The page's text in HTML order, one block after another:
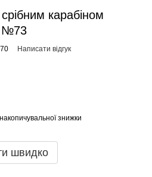
карабіном
№73
Написати відгук
знижки
швидко